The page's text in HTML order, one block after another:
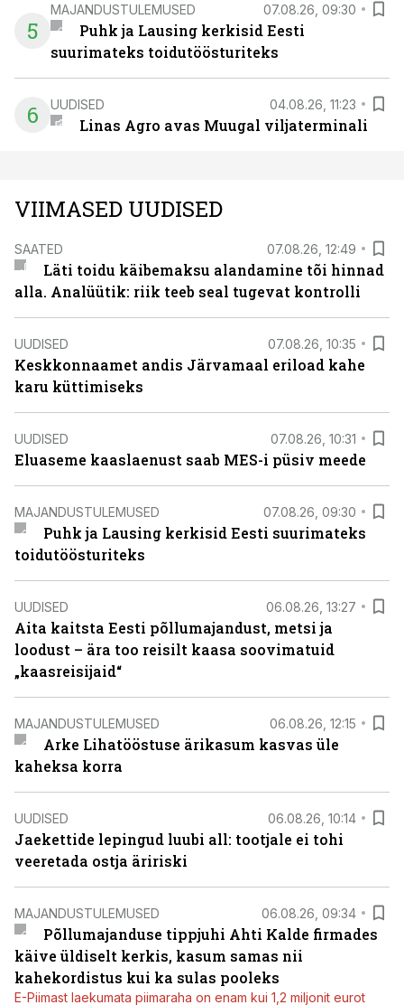
5
MAJANDUSTULEMUSED 07.08.26, 09:30
Puhk ja Lausing kerkisid Eesti
suurimateks toidutöösturiteks
6 UUDISED 04.08.26, 11:23
Linas Agro avas Muugal viljaterminali
VIIMASED UUDISED
SAATED 07.08.26, 12:49
Läti toidu käibemaksu alandamine tõi hinnad
alla. Analüütik: riik teeb seal tugevat kontrolli
UUDISED 07.08.26, 10:35
Keskkonnaamet andis Järvamaal eriload kahe
karu küttimiseks
UUDISED 07.08.26, 10:31
Eluaseme kaaslaenust saab MES-i püsiv meede
MAJANDUSTULEMUSED 07.08.26, 09:30
Puhk ja Lausing kerkisid Eesti suurimateks
toidutöösturiteks
UUDISED 06.08.26, 13:27
Aita kaitsta Eesti põllumajandust, metsi ja
loodust – ära too reisilt kaasa soovimatuid
„kaasreisijaid“
MAJANDUSTULEMUSED 06.08.26, 12:15
Arke Lihatööstuse ärikasum kasvas üle
kaheksa korra
UUDISED 06.08.26, 10:14
Jaekettide lepingud luubi all: tootjale ei tohi
veeretada ostja äririski
MAJANDUSTULEMUSED 06.08.26, 09:34
Põllumajanduse tippjuhi Ahti Kalde firmades
käive üldiselt kerkis, kasum samas nii
kahekordistus kui ka sulas pooleks
E-Piimast laekumata piimaraha on enam kui 1,2 miljonit eurot